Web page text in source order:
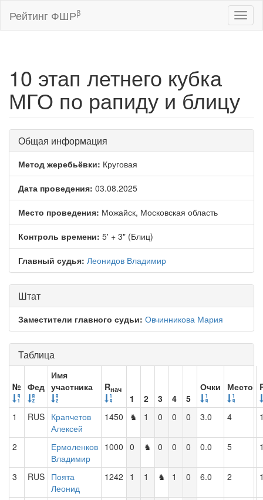
Рейтинг ФШРβ
10 этап летнего кубка
МГО по рапиду и блицу
Общая информация
Метод жеребьёвки: Круговая
Дата проведения: 03.08.2025
Место проведения: Можайск, Московская область
Контроль времени: 5' + 3" (Блиц)
Главный судья: Леонидов Владимир
Штат
Заместители главного судьи: Овчинникова Мария
Таблица
№ Фед
Имя
участника
Rнач
1 2 3 4 5
Очки Место
1 RUS Крапчетов
Алексей
1450 ♞ 1 0 0 0 3.0 4
2
Ермоленков
Владимир
1000 0 ♞ 0 0 0 0.0 5
3 RUS Поята
Леонид
1242 1 1 ♞ 1 0 6.0 2